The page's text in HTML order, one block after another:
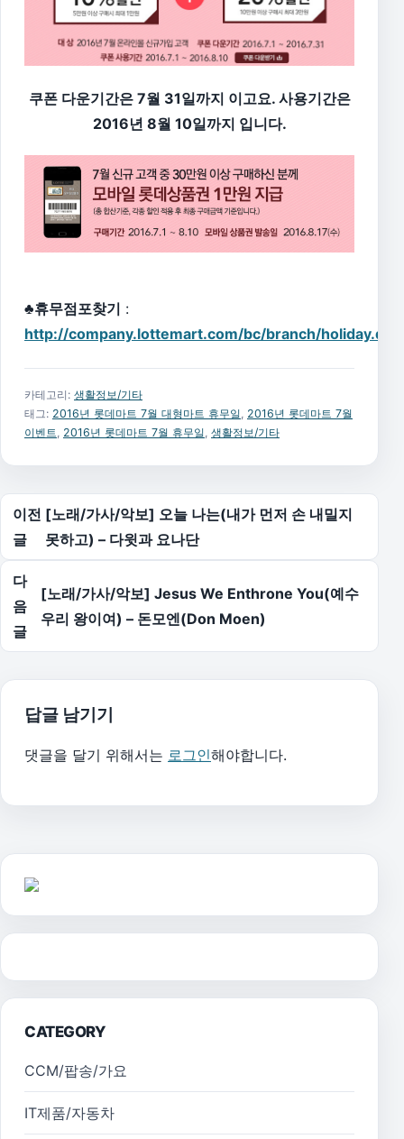
쿠폰 다운기간은 7월 31일까지 이고요. 사용기간은
2016년 8월 10일까지 입니다.
♣휴무점포찾기 :
http://company.lottemart.com/bc/branch/holiday.do
카테고리: 생활정보/기타
태그: 2016년 롯데마트 7월 대형마트 휴무일 2016년 롯데마트 7월
이벤트
2016년 롯데마트 7월 휴무일 생활정보/기타
글 탐색
이전
글
[노래/가사/악보] 오늘 나는(내가 먼저 손 내밀지
못하고) – 다윗과 요나단
다
음
글
[노래/가사/악보] Jesus We Enthrone You(예수
우리 왕이여) – 돈모엔(Don Moen)
답글 남기기
댓글을 달기 위해서는 로그인해야합니다.
CATEGORY
CCM/팝송/가요
IT제품/자동차